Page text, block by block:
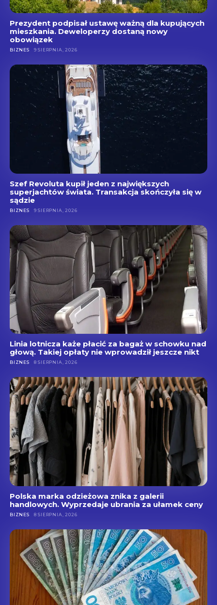
Prezydent podpisał ustawę ważną dla kupujących
mieszkania. Deweloperzy dostaną nowy
obowiązek
BIZNES 9 SIERPNIA, 2026
Szef Revoluta kupił jeden z największych
superjachtów świata. Transakcja skończyła się w
sądzie
BIZNES 9 SIERPNIA, 2026
Linia lotnicza każe płacić za bagaż w schowku nad
głową. Takiej opłaty nie wprowadził jeszcze nikt
BIZNES 8 SIERPNIA, 2026
Polska marka odzieżowa znika z galerii
handlowych. Wyprzedaje ubrania za ułamek ceny
BIZNES 8 SIERPNIA, 2026